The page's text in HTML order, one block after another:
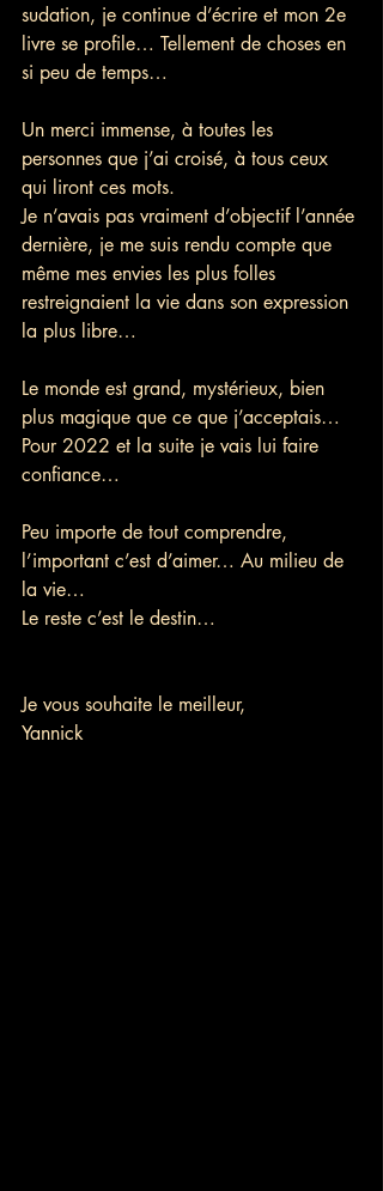
sudation, je continue d’écrire et mon 2e
livre se profile… Tellement de choses en
si peu de temps…
Un merci immense, à toutes les
personnes que j’ai croisé, à tous ceux
qui liront ces mots.
Je n’avais pas vraiment d’objectif l’année
dernière, je me suis rendu compte que
même mes envies les plus folles
restreignaient la vie dans son expression
la plus libre…
Le monde est grand, mystérieux, bien
plus magique que ce que j’acceptais…
Pour 2022 et la suite je vais lui faire
confiance…
Peu importe de tout comprendre,
l’important c’est d’aimer… Au milieu de
la vie…
Le reste c’est le destin…
Je vous souhaite le meilleur,
Yannick